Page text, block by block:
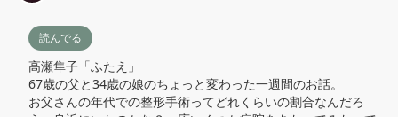
読んでる
高瀬隼子「ふたえ」
67歳の父と34歳の娘のちょっと変わった一週間のお話。
お父さんの年代での整形手術ってどれくらいの割合なんだろ